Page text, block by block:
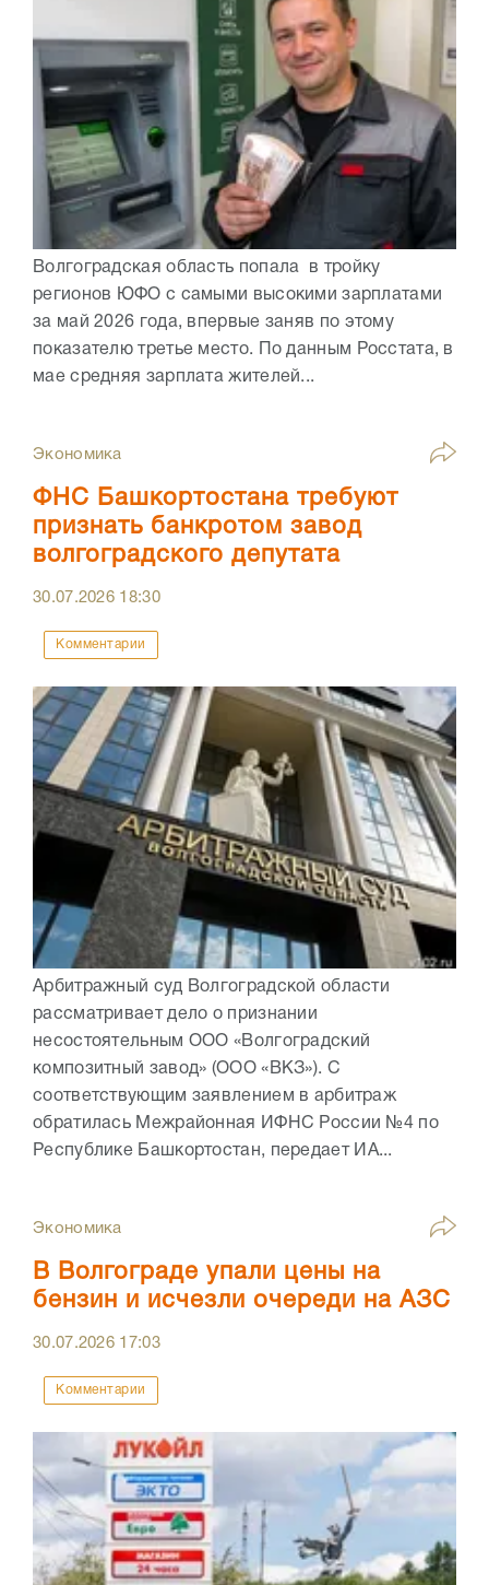
Волгоградская область попала в тройку
регионов ЮФО с самыми высокими зарплатами
за май 2026 года, впервые заняв по этому
показателю третье место. По данным Росстата, в
мае средняя зарплата жителей...
Экономика
ФНС Башкортостана требуют
признать банкротом завод
волгоградского депутата
30.07.2026 18:30
Комментарии
Арбитражный суд Волгоградской области
рассматривает дело о признании
несостоятельным ООО «Волгоградский
композитный завод» (ООО «ВКЗ»). С
соответствующим заявлением в арбитраж
обратилась Межрайонная ИФНС России №4 по
Республике Башкортостан, передает ИА...
Экономика
В Волгограде упали цены на
бензин и исчезли очереди на АЗС
30.07.2026 17:03
Комментарии